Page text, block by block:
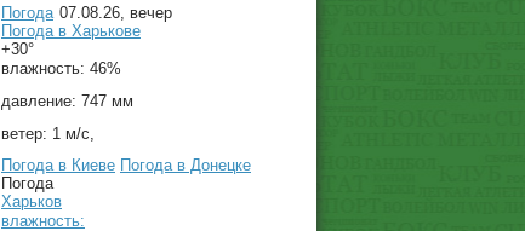
Погода 07.08.26, вечер
Погода в Харькове
+30°
влажность: 46%
давление: 747 мм
ветер: 1 м/с,
Погода в Киеве Погода в Донецке
Погода
Харьков
влажность: